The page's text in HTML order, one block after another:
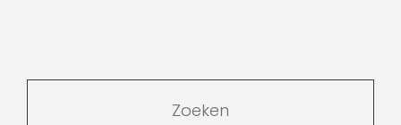
Zoeken